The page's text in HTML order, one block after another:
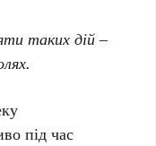
таких дій –
під час